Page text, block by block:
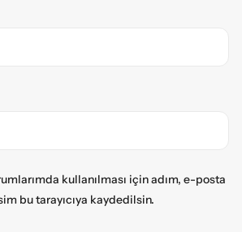
kullanılması için adım, e-posta
bu tarayıcıya kaydedilsin.